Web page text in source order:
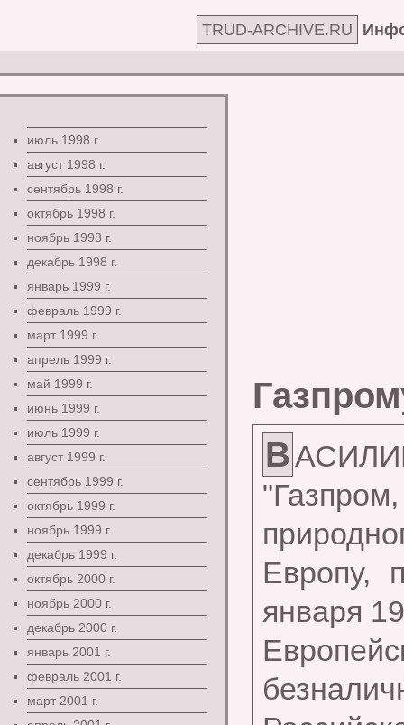
TRUD-ARCHIVE.RU
июль 1998 г.
август 1998 г.
сентябрь 1998 г.
октябрь 1998 г.
ноябрь 1998 г.
декабрь 1998 г.
январь 1999 г.
февраль 1999 г.
март 1999 г.
апрель 1999 г.
май 1999 г.
июнь 1999 г.
июль 1999 г.
август 1999 г.
сентябрь 1999 г.
октябрь 1999 г.
ноябрь 1999 г.
декабрь 1999 г.
октябрь 2000 г.
ноябрь 2000 г.
декабрь 2000 г.
январь 2001 г.
февраль 2001 г.
март 2001 г.
В
Европу,
января